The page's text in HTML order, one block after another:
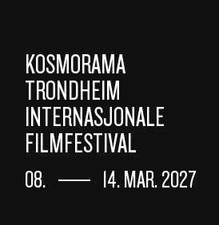
KOSMORAMA
TRONDHEIM
INTERNASJONALE
FILMFESTIVAL
08. 14. MAR. 2027